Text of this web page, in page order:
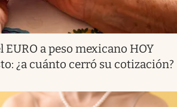
EURO a peso mexicano HOY
¿a cuánto cerró su cotización?